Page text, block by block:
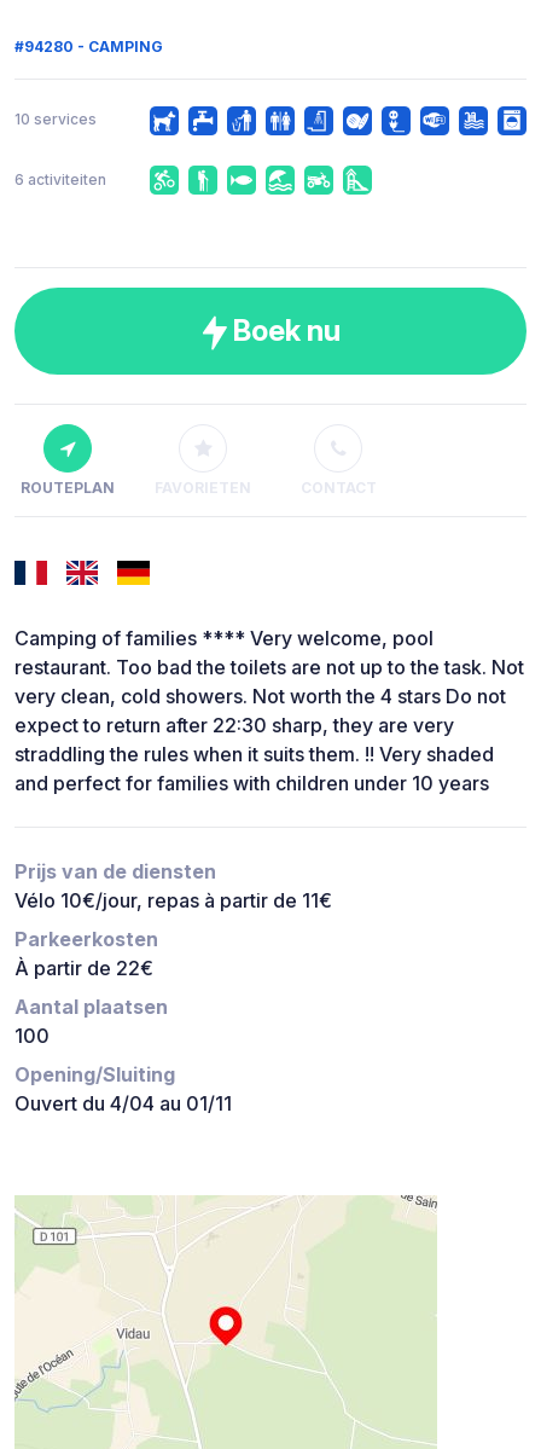
#94280 - CAMPING
10 services
6 activiteiten
Boek nu
ROUTEPLAN FAVORIETEN CONTACT
Camping of families **** Very welcome, pool
restaurant. Too bad the toilets are not up to the task. Not
very clean, cold showers. Not worth the 4 stars Do not
expect to return after 22:30 sharp, they are very
straddling the rules when it suits them. !! Very shaded
and perfect for families with children under 10 years
Prijs van de diensten
Vélo 10€/jour, repas à partir de 11€
Parkeerkosten
À partir de 22€
Aantal plaatsen
100
Opening/Sluiting
Ouvert du 4/04 au 01/11